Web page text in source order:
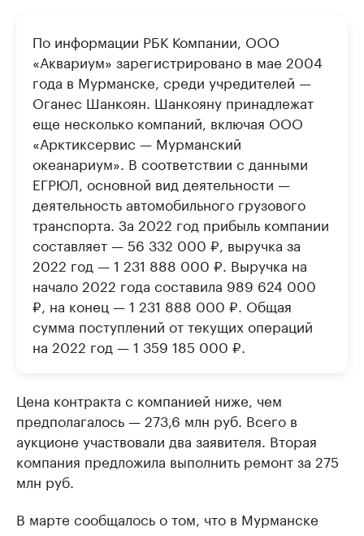
По информации РБК Компании, ООО
«Аквариум» зарегистрировано в мае 2004
года в Мурманске, среди учредителей —
Оганес Шанкоян. Шанкояну принадлежат
еще несколько компаний, включая ООО
«Арктиксервис — Мурманский
океанариум». В соответствии с данными
ЕГРЮЛ, основной вид деятельности —
деятельность автомобильного грузового
транспорта. За 2022 год прибыль компании
составляет — 56 332 000 ₽, выручка за
2022 год — 1 231 888 000 ₽. Выручка на
начало 2022 года составила 989 624 000
₽, на конец — 1 231 888 000 ₽. Общая
сумма поступлений от текущих операций
на 2022 год — 1 359 185 000 ₽.
Цена контракта с компанией ниже, чем
предполагалось — 273,6 млн руб. Всего в
аукционе участвовали два заявителя. Вторая
компания предложила выполнить ремонт за 275
млн руб.
В марте сообщалось о том, что в Мурманске